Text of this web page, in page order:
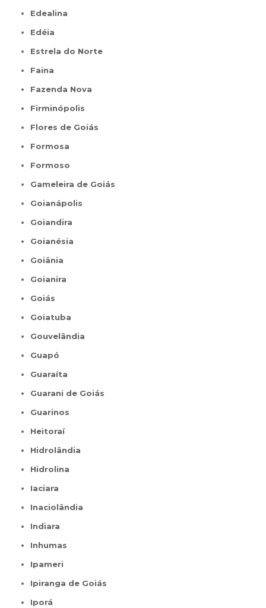
Edealina
Edéia
Estrela do Norte
Faina
Fazenda Nova
Firminópolis
Flores de Goiás
Formosa
Formoso
Gameleira de Goiás
Goianápolis
Goiandira
Goianésia
Goiânia
Goianira
Goiás
Goiatuba
Gouvelândia
Guapó
Guaraíta
Guarani de Goiás
Guarinos
Heitoraí
Hidrolândia
Hidrolina
Iaciara
Inaciolândia
Indiara
Inhumas
Ipameri
Ipiranga de Goiás
Iporá